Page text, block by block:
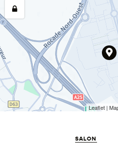
Leaflet |
SALON